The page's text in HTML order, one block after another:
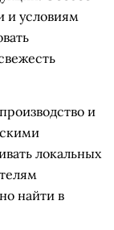
и условиям
и
локальных
найти в